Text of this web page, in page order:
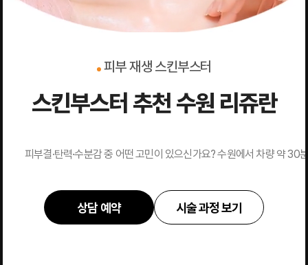
피부 재생 스킨부스터
스킨부스터 추천 수원 리쥬란
피부결·탄력·수분감 중 어떤 고민이 있으신가요? 수원에서 차량 약
상담 예약 시술 과정 보기